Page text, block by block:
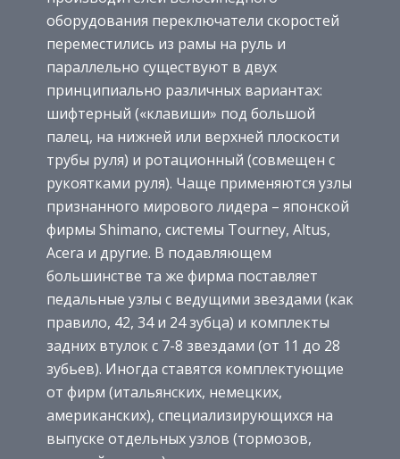
оборудования переключатели скоростей
переместились из рамы на руль и
параллельно существуют в двух
принципиально различных вариантах:
шифтерный («клавиши» под большой
палец, на нижней или верхней плоскости
трубы руля) и ротационный (совмещен с
рукоятками руля). Чаще применяются узлы
признанного мирового лидера – японской
фирмы Shimano, системы Tourney, Altus,
Acera и другие. В подавляющем
большинстве та же фирма поставляет
педальные узлы с ведущими звездами (как
правило, 42, 34 и 24 зубца) и комплекты
задних втулок с 7-8 звездами (от 11 до 28
зубьев). Иногда ставятся комплектующие
от фирм (итальянских, немецких,
американских), специализирующихся на
выпуске отдельных узлов (тормозов,